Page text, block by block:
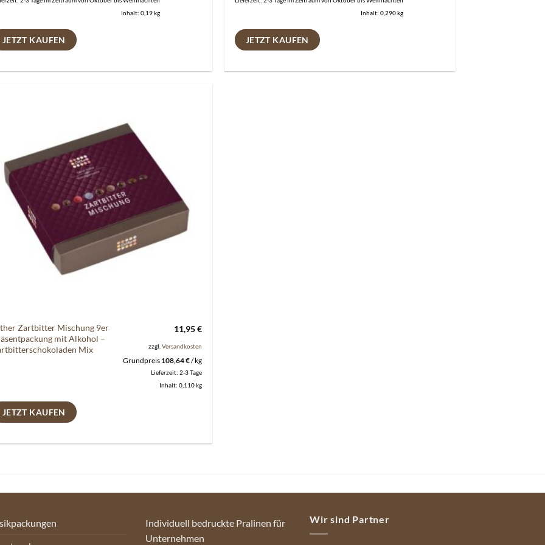
Inhalt: 0,19kg
JETZT KAUFEN
Inhalt: 0,290kg
JETZT KAUFEN
Zartbitter Mischung 9er
mit Alkohol –
Mix
11,95€
zzgl. Versandkosten
Grundpreis 108,64€/ kg
Lieferzeit: 2-3 Tage
Inhalt: 0,110kg
JETZT KAUFEN
Individuell bedruckte Pralinen für
Unternehmen
Wir sind Partner